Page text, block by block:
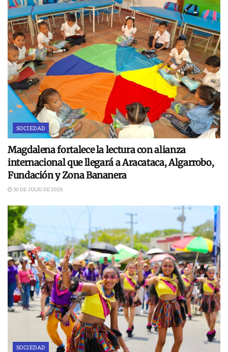
SOCIEDAD
Magdalena fortalece la lectura con alianza
internacional que llegará a Aracataca, Algarrobo,
Fundación y Zona Bananera
30 DE JULIO DE 2026
SOCIEDAD